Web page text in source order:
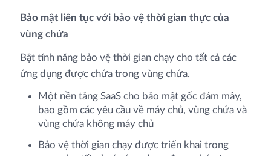
Bảo mật liên tục với bảo vệ thời gian thực của
vùng chứa
Bật tính năng bảo vệ thời gian chạy cho tất cả các
ứng dụng được chứa trong vùng chứa.
Một nền tảng SaaS cho bảo mật gốc đám mây,
bao gồm các yêu cầu về máy chủ, vùng chứa và
vùng chứa không máy chủ
Bảo vệ thời gian chạy được triển khai trong